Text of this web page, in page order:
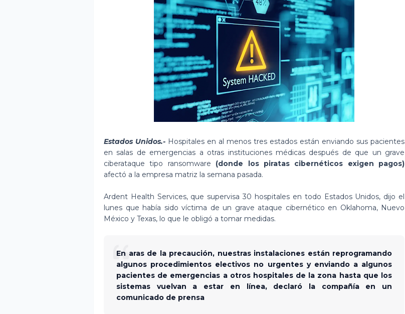
Estados Unidos.- Hospitales en al menos tres estados están enviando sus pacientes
en salas de emergencias a otras instituciones médicas después de que un grave
ciberataque tipo ransomware (donde los piratas cibernéticos exigen pagos)
afectó a la empresa matriz la semana pasada.
Ardent Health Services, que supervisa 30 hospitales en todo Estados Unidos, dijo el
lunes que había sido víctima de un grave ataque cibernético en Oklahoma, Nuevo
México y Texas, lo que le obligó a tomar medidas.
En aras de la precaución, nuestras instalaciones están reprogramando
algunos procedimientos electivos no urgentes y enviando a algunos
pacientes de emergencias a otros hospitales de la zona hasta que los
sistemas vuelvan a estar en línea, declaró la compañía en un
comunicado de prensa